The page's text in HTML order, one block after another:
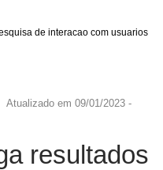
de interacao com usuarios
Atualizado em 09/01/2023 -
resultados